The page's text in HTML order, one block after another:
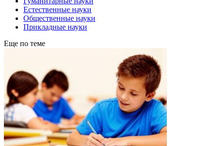
Естественные науки
Общественные науки
Прикладные науки
Еще по теме